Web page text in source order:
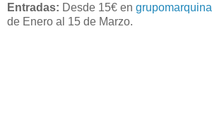
Entradas: Desde 15€ en grupomarquina
de Enero al 15 de Marzo.